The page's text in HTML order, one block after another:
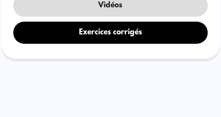
Vidéos
Exercices corrigés